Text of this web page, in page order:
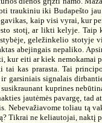
traukiniu iki Budapešto
kaip visi vyrai, kur
stotį, ar likti kelyje. Taip
geležinkelio stotyje
abejingais nepaliko.
kur eiti ar kiek nemokamai
tai kas prarasta. Tai
ir garsiniais signalais
kuprines
jautėmės pavargę, tad
Nebevažiavome toliau tą
Tikrai ne keliautojai, naktį